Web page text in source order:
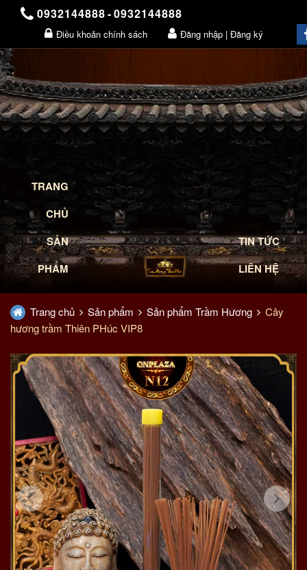
0932144888-0932144888
Điều khoản chính sách
Đăng nhập | Đăng ký
TRANG
CHỦ
SẢN
PHẨM
TIN TỨC
LIÊN HỆ
Trang chủ Sản phẩm Sản phẩm Trầm Hương
Cây
hương trầm Thiên PHúc VIP8